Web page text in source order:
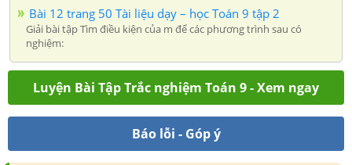
Bài 12 trang 50 Tài liệu dạy – học Toán 9 tập 2
Giải bài tập Tìm điều kiện của m để các phương trình sau có
nghiệm:
Luyện Bài Tập Trắc nghiệm Toán 9 - Xem ngay
Báo lỗi - Góp ý